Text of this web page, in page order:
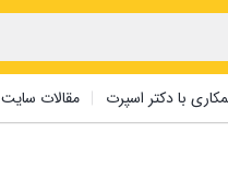
با دکتر اسپرت مقالات سایت